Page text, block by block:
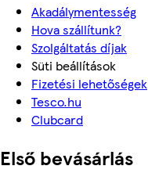
Akadálymentesség
Hova szállítunk?
Szolgáltatás díjak
Süti beállítások
Fizetési lehetőségek
Tesco.hu
Clubcard
Első bevásárlás